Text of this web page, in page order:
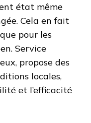
état même
Cela en fait
pour les
Service
propose des
locales,
et l’efficacité